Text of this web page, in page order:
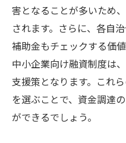
害となることが多いため
されます。さらに、各自
補助金もチェックする価
中小企業向け融資制度は
支援策となります。これ
を選ぶことで、資金調達
ができるでしょう。